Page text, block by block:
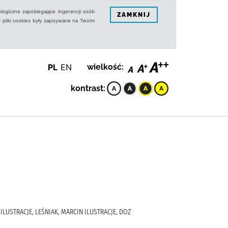
zapobiegające ingerencji osób
cookies były zapisywane na Twoim
ZAMKNIJ
PL EN wielkość:
kontrast:
LEŚNIAK, MARCIN ILUSTRACJE, DOZ